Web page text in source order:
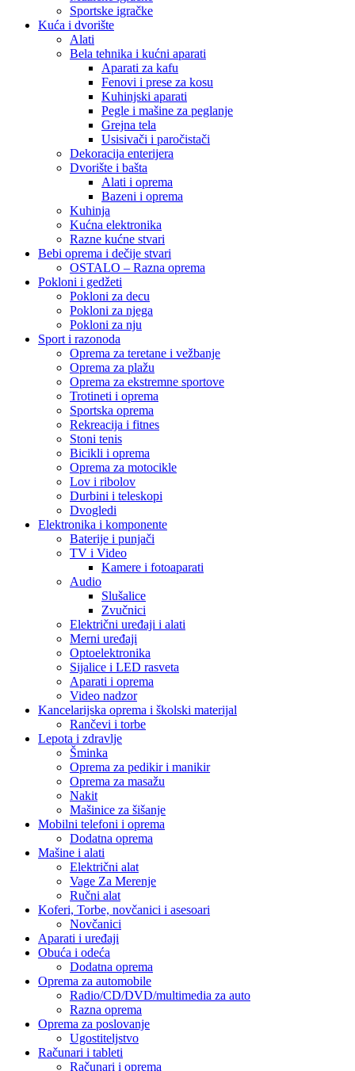
Sportske igračke
Kuća i dvorište
Alati
Bela tehnika i kućni aparati
Aparati za kafu
Fenovi i prese za kosu
Kuhinjski aparati
Pegle i mašine za peglanje
Grejna tela
Usisivači i paročistači
Dekoracija enterijera
Dvorište i bašta
Alati i oprema
Bazeni i oprema
Kuhinja
Kućna elektronika
Razne kućne stvari
Bebi oprema i dečije stvari
OSTALO – Razna oprema
Pokloni i gedžeti
Pokloni za decu
Pokloni za njega
Pokloni za nju
Sport i razonoda
Oprema za teretane i vežbanje
Oprema za plažu
Oprema za ekstremne sportove
Trotineti i oprema
Sportska oprema
Rekreacija i fitnes
Stoni tenis
Bicikli i oprema
Oprema za motocikle
Lov i ribolov
Durbini i teleskopi
Dvogledi
Elektronika i komponente
Baterije i punjači
TV i Video
Kamere i fotoaparati
Audio
Slušalice
Zvučnici
Električni uređaji i alati
Merni uređaji
Optoelektronika
Sijalice i LED rasveta
Aparati i oprema
Video nadzor
Kancelarijska oprema i školski materijal
Rančevi i torbe
Lepota i zdravlje
Šminka
Oprema za pedikir i manikir
Oprema za masažu
Nakit
Mašinice za šišanje
Mobilni telefoni i oprema
Dodatna oprema
Mašine i alati
Električni alat
Vage Za Merenje
Ručni alat
Koferi, Torbe, novčanici i asesoari
Novčanici
Aparati i uređaji
Obuća i odeća
Dodatna oprema
Oprema za automobile
Radio/CD/DVD/multimedia za auto
Razna oprema
Oprema za poslovanje
Ugostiteljstvo
Računari i tableti
Računari i oprema